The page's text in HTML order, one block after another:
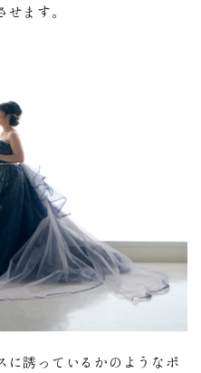
せます。
に誘っているかのようなポ